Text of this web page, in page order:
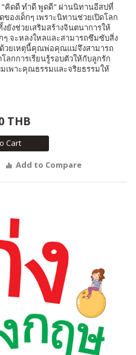
คิดดี ทำดี พูดดี" ผ่านนิทานอีสปที่
องเด็กๆ เพราะนิทานช่วยเปิดโลก
ยังช่วยเสริมสร้างจินตนาการให้
ๆ จะหลงใหลและสามารถซึมซับสิ่ง
ด้วยเหตุนี้คุณพ่อคุณแม่จึงสามารถ
ลกการเรียนรู้รอบตัวให้กับลูกรัก
เพาะคุณธรรมและจริยธรรมให้
THB
Cart
Add to Compare